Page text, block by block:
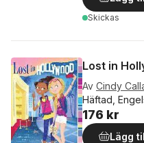
Skickas
Lost in
Av Cindy
Häftad,
176 kr
Lägg